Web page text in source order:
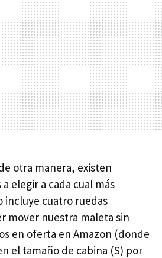
otra manera, existen
elegir a cada cual más
incluye cuatro ruedas
mover nuestra maleta sin
en oferta en Amazon (donde
el tamaño de cabina (S) por